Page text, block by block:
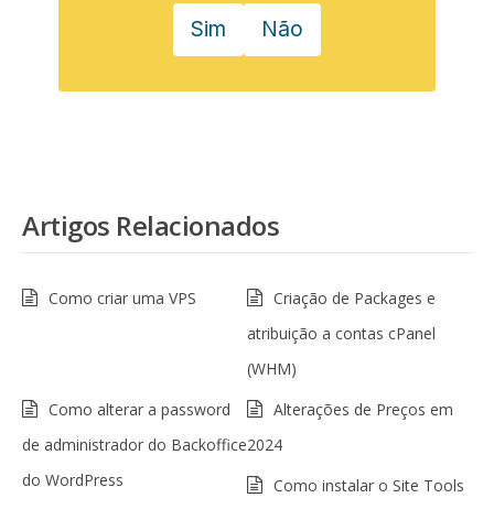
Sim Não
Artigos Relacionados
Como criar uma VPS
Criação de Packages e
atribuição a contas cPanel
(WHM)
Como alterar a password
de administrador do Backoffice
do WordPress
Alterações de Preços em
2024
Como instalar o Site Tools